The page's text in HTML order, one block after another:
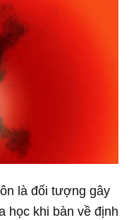
là đối tượng gây
học khi bàn về định